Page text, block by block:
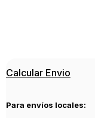
MANANTIAL
2001
Calcular Envio
Para envíos locales: